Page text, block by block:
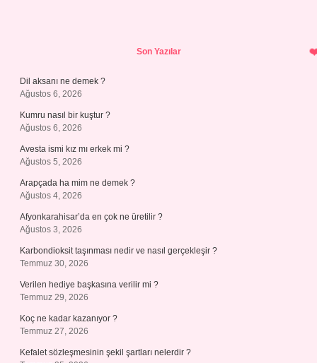
Son Yazılar
Dil aksanı ne demek ?
Ağustos 6, 2026
Kumru nasıl bir kuştur ?
Ağustos 6, 2026
Avesta ismi kız mı erkek mi ?
Ağustos 5, 2026
Arapçada ha mim ne demek ?
Ağustos 4, 2026
Afyonkarahisar’da en çok ne üretilir ?
Ağustos 3, 2026
Karbondioksit taşınması nedir ve nasıl gerçekleşir ?
Temmuz 30, 2026
Verilen hediye başkasına verilir mi ?
Temmuz 29, 2026
Koç ne kadar kazanıyor ?
Temmuz 27, 2026
Kefalet sözleşmesinin şekil şartları nelerdir ?